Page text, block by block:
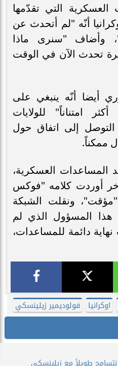
العسكرية التي تقدّمها
أنّه "لم أتحدث عن
وأضاف "سنرى ماذا
تحدث الآن في الوقت
أيضا أنّه ينبغي على
امتناناً" للولايات
التوصل إلى اتفاق حول
ممكناً.
المساعدات العسكرية،
أوردت كلامه "فوكس
"مؤقت"، ونقلت الشبكة
هذا المسؤول الذي لم
دائمة للمساعدات،
اوكرانيا فولوديمير زيلينسكي
طويلاً مع زيلينسكي